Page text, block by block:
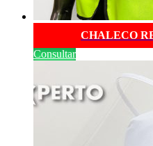
CHALECO
Consultar